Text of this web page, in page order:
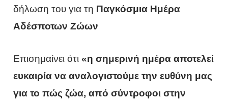
δήλωση του για τη Παγκόσμια Ημέρα
Αδέσποτων Ζώων
Επισημαίνει ότι«η σημερινή ημέρα αποτελεί
ευκαιρία να αναλογιστούμε την ευθύνη μας
για το πώς ζώα, από σύντροφοι στην